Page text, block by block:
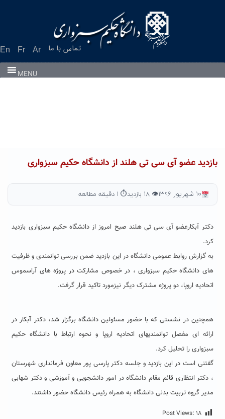
En Fr Ar تماس با ما
MENU
بازدید عضو آی سی تی هلند از دانشگاه حکیم سبزواری
۱۰ شهریور ۱۳۹۶ 👁 ۱۸ بازدید ⏱ ۱ دقیقه مطالعه
دکتر آبکارعضو آی سی تی هلند صبح امروز از دانشگاه حکیم سبزواری بازدید
کرد.
به گزارش روابط عمومی دانشگاه در این بازدید ضمن بررسی توانمندی و ظرفیت
های دانشگاه حکیم سبزواری ، در خصوص مشارکت در پروژه های آراسموس
اتحادیه اروپا، دو پروژه مشترک دیگر نیزمورد تاکید قرار گرفت.
همچنین در نشستی که با حضور مسئولین دانشگاه برگزار شد، دکتر آبکار در
ارائه ای مفصل توانمندیهای اتحادیه اروپا و نحوه ارتباط با دانشگاه حکیم
سبزواری را تحلیل کرد.
گفتنی است در این بازدید و جلسه دکتر پارسی پور معاون فرمانداری شهرستان
، دکتر انتظاری قائم مقام دانشگاه در امور دانشجویی و آموزشی و دکتر شهابی
مدیر گروه تربیت بدنی دانشگاه به همراه رئیس دانشگاه حضور داشتند.
Post Views: ۱۸